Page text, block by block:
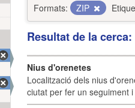
Formats:
ZIP
Resultat de la
Nius d'orenetes
Localització dels nius
ciutat per fer un seguiment